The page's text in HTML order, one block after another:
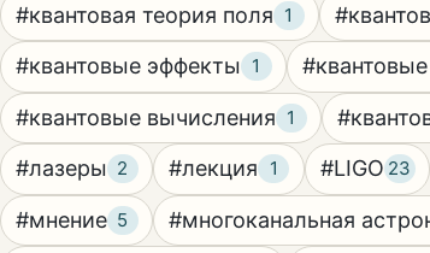
#квантовая теория поля 1
#квантовые эффекты 1
#квантовые вычисления 1
#лазеры 2 #лекция 1 #LIGO 23
#мнение 5 #многоканальная